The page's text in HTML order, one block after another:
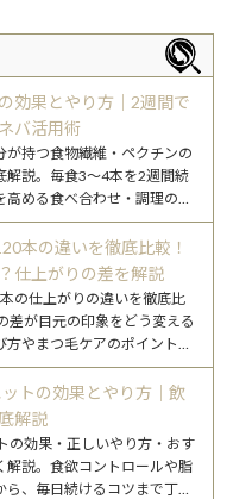
効果とやり方｜2週間で
バ活用術
が持つ食物繊維・ペクチンの
解説。毎食3〜4本を2週間続
める食べ合わせ・調理のコ
本の違いを徹底比較！
仕上がりの差を解説
の仕上がりの違いを徹底比
差が目元の印象をどう変える
やまつ毛ケアのポイントも
トの効果とやり方｜飲
解説
の効果・正しいやり方・おす
解説。食欲コントロールや脂
、毎日続けるコツまで丁寧